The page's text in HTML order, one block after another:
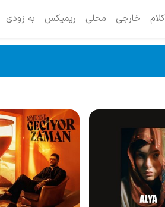
خارجی محلی ریمیکس به زودی